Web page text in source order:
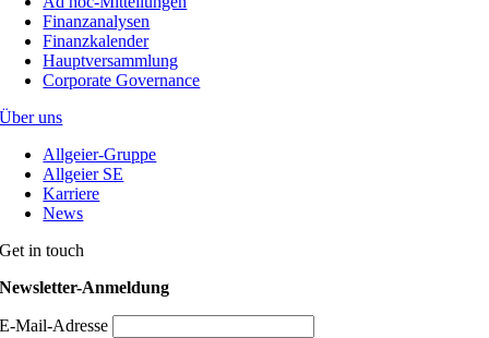
Finanzanalysen
Finanzkalender
Hauptversammlung
Corporate Governance
Über uns
Allgeier-Gruppe
Allgeier SE
Karriere
News
Get in touch
Newsletter-Anmeldung
E-Mail-Adresse